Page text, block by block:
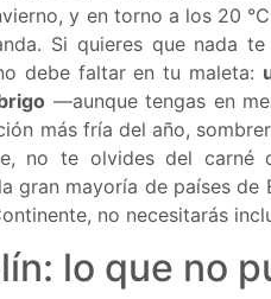
y en torno a los 20
Si quieres que nada
debe faltar en tu maleta:
—aunque tengas en
más fría del año,
no te olvides del carné
gran mayoría de países
no necesitarás
lo que no